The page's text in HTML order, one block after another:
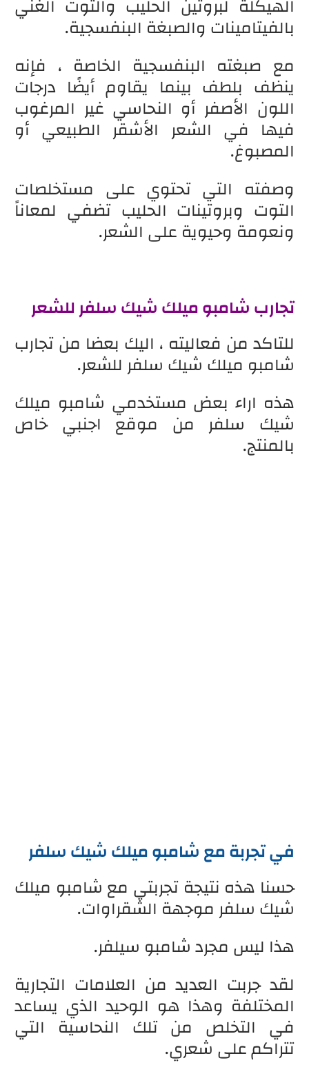
الهيكلة لبروتين الحليب والتوت الغني
بالفيتامينات والصبغة البنفسجية.
مع صبغته البنفسجية الخاصة ، فإنه
ينظف بلطف بينما يقاوم أيضًا درجات
اللون الأصفر أو النحاسي غير المرغوب
فيها في الشعر الأشقر الطبيعي أو
المصبوغ.
وصفته التي تحتوي على مستخلصات
التوت وبروتينات الحليب تضفي لمعاناً
ونعومة وحيوية على الشعر.
تجارب شامبو ميلك شيك سلفر للشعر
للتاكد من فعاليته ، اليك بعضا من تجارب
شامبو ميلك شيك سلفر للشعر.
هذه اراء بعض مستخدمي شامبو ميلك
شيك سلفر من موقع اجنبي خاص
بالمنتج.
في تجربة مع شامبو ميلك شيك سلفر
حسنا هذه نتيجة تجربتي مع شامبو ميلك
شيك سلفر موجهة الشقراوات.
هذا ليس مجرد شامبو سيلفر.
لقد جربت العديد من العلامات التجارية
المختلفة وهذا هو الوحيد الذي يساعد
في التخلص من تلك النحاسية التي
تتراكم على شعري.